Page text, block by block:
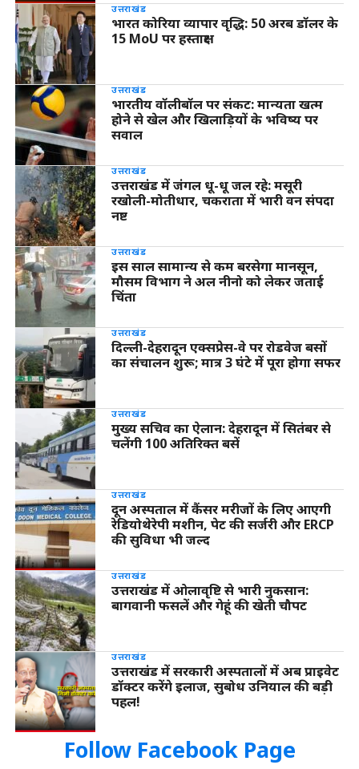
उत्तराखंड
भारत कोरिया व्यापार वृद्धि: 50 अरब डॉलर के
15 MoU पर हस्ताक्षर
उत्तराखंड
भारतीय वॉलीबॉल पर संकट: मान्यता खत्म
होने से खेल और खिलाड़ियों के भविष्य पर
सवाल
उत्तराखंड
उत्तराखंड में जंगल धू-धू जल रहे: मसूरी
रखोली-मोतीधार, चकराता में भारी वन संपदा
नष्ट
उत्तराखंड
इस साल सामान्य से कम बरसेगा मानसून,
मौसम विभाग ने अल नीनो को लेकर जताई
चिंता
उत्तराखंड
दिल्ली-देहरादून एक्सप्रेस-वे पर रोडवेज बसों
का संचालन शुरू; मात्र 3 घंटे में पूरा होगा सफर
उत्तराखंड
मुख्य सचिव का ऐलान: देहरादून में सितंबर से
चलेंगी 100 अतिरिक्त बसें
उत्तराखंड
दून अस्पताल में कैंसर मरीजों के लिए आएगी
रेडियोथेरेपी मशीन, पेट की सर्जरी और ERCP
की सुविधा भी जल्द
उत्तराखंड
उत्तराखंड में ओलावृष्टि से भारी नुकसान:
बागवानी फसलें और गेहूं की खेती चौपट
उत्तराखंड
उत्तराखंड में सरकारी अस्पतालों में अब प्राइवेट
डॉक्टर करेंगे इलाज, सुबोध उनियाल की बड़ी
पहल!
Follow Facebook Page